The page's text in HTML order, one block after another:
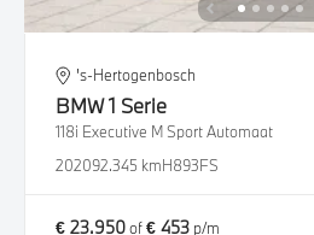
's-Hertogenbosch
BMW1 Serie
118i Executive M Sport Automaat
202092.345 kmH893FS
€ 23.950of€ 453 p/m